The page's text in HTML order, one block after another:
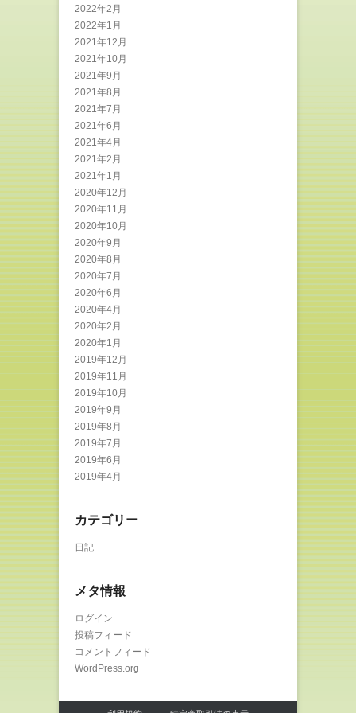
2022年2月
2022年1月
2021年12月
2021年10月
2021年9月
2021年8月
2021年7月
2021年6月
2021年4月
2021年2月
2021年1月
2020年12月
2020年11月
2020年10月
2020年9月
2020年8月
2020年7月
2020年6月
2020年4月
2020年2月
2020年1月
2019年12月
2019年11月
2019年10月
2019年9月
2019年8月
2019年7月
2019年6月
2019年4月
カテゴリー
日記
メタ情報
ログイン
投稿フィード
コメントフィード
WordPress.org